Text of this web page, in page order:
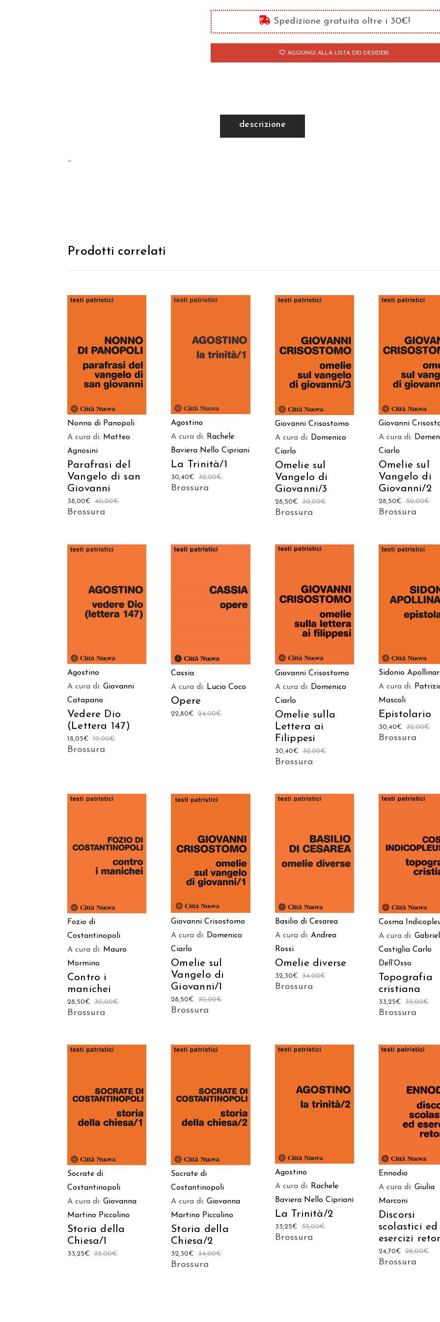
alla
lettera
ai
Galati
Spedizione gratuita oltre i 30€!
AGGIUNGI ALLA LISTA DEI DESIDERI
descrizione
–
Prodotti correlati
AGGIUNGI AL
CARRELLO
Nonno di Panopoli
A cura di: Matteo
Agnosini
Parafrasi del
Vangelo di san
Giovanni
40,00€
38,00€
Brossura
Agostino
A cura di: Rachele
Baviera Nello Cipriani
La Trinità/1
32,00€
30,40€
Brossura
AGGIUNGI AL
CARRELLO
Giovanni Crisostomo
A cura di: Domenico
Ciarlo
Omelie sul
Vangelo di
Giovanni/3
30,00€
28,50€
Brossura
AGGIUNGI AL
CARRELLO
Giovanni
A cura di:
Ciarlo
Omelie sul
Vangelo di
Giovanni/2
30,00€
28,50€
Brossura
CARRELLO
Agostino
A cura di: Giovanni
Catapano
Vedere Dio
(Lettera 147)
19,00€
18,05€
Brossura
Cassia
A cura di: Lucio Coco
Opere
24,00€
22,80€
AGGIUNGI AL
CARRELLO
Giovanni Crisostomo
A cura di: Domenico
Ciarlo
Omelie sulla
Lettera ai
Filippesi
32,00€
30,40€
Brossura
AGGIUNGI AL
CARRELLO
Sidonio
A cura di:
Mascoli
Epistolario
32,00€
30,40€
Brossura
AGGIUNGI AL
CARRELLO
Fozio di
Costantinopoli
A cura di: Mauro
Mormino
Contro i
manichei
30,00€
28,50€
Brossura
AGGIUNGI AL
Giovanni Crisostomo
A cura di: Domenico
Ciarlo
Omelie sul
Vangelo di
Giovanni/1
30,00€
28,50€
Brossura
AGGIUNGI AL
CARRELLO
Basilio di Cesarea
A cura di: Andrea
Rossi
Omelie diverse
34,00€
32,30€
Brossura
AGGIUNGI AL
CARRELLO
Cosma
A cura di:
Castiglia Carlo
Dell’Osso
Topografia
cristiana
35,00€
33,25€
Brossura
AGGIUNGI AL
CARRELLO
Socrate di
Costantinopoli
A cura di: Giovanna
Martino Piccolino
Storia della
Chiesa/1
35,00€
33,25€
AGGIUNGI AL
CARRELLO
Socrate di
Costantinopoli
A cura di:Giovanna
Martino Piccolino
Storia della
Chiesa/2
34,00€
32,30€
Brossura
Agostino
A cura di: Rachele
Baviera Nello Cipriani
La Trinità/2
35,00€
33,25€
Brossura
CARRELLO
Ennodio
A cura di: Giulia
Marconi
Discorsi
scolastici ed
esercizi
26,00€
24,70€
Brossura